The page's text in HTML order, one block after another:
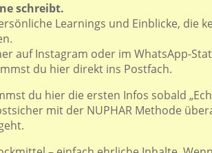
schreibt.
Learnings und Einblicke, die
auf Instagram oder im WhatsApp-
du hier direkt ins Postfach.
du hier die ersten Infos sobald
mit der NUPHAR Methode